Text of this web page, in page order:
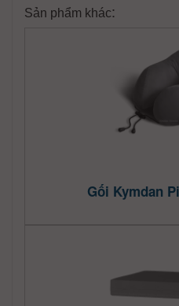
Sản phẩm khác:
Gối Kymdan